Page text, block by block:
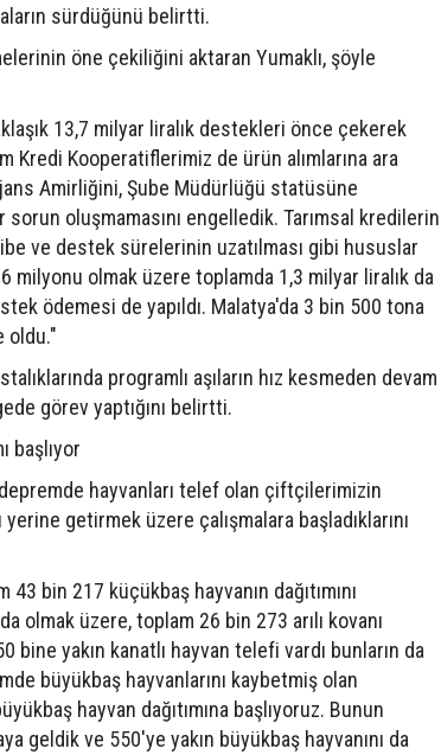
sürdüğünü belirtti.
öne çekiliğini aktaran Yumaklı, şöyle
13,7 milyar liralık destekleri önce çekerek
Kredi Kooperatiflerimiz de ürün alımlarına ara
Amirliğini, Şube Müdürlüğü statüsüne
oluşmamasını engelledik. Tarımsal kredilerin
ve destek sürelerinin uzatılması gibi hususlar
milyonu olmak üzere toplamda 1,3 milyar liralık da
ödemesi de yapıldı. Malatya'da 3 bin 500 tona
oldu."
programlı aşıların hız kesmeden devam
görev yaptığını belirtti.
başlıyor
hayvanları telef olan çiftçilerimizin
getirmek üzere çalışmalara başladıklarını
bin 217 küçükbaş hayvanın dağıtımını
olmak üzere, toplam 26 bin 273 arılı kovanı
yakın kanatlı hayvan telefi vardı bunların da
büyükbaş hayvanlarını kaybetmiş olan
hayvan dağıtımına başlıyoruz. Bunun
geldik ve 550'ye yakın büyükbaş hayvanını da